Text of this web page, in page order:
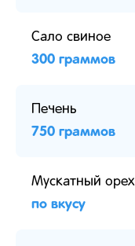
Сало свиное
300 граммов
Печень
750 граммов
Мускатный орех
по вкусу